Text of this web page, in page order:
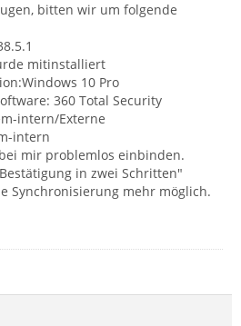
bitten wir um folgende
mitinstalliert
10 Pro
360 Total Security
intern/Externe
intern
mir problemlos einbinden.
in zwei Schritten"
Synchronisierung mehr möglich.